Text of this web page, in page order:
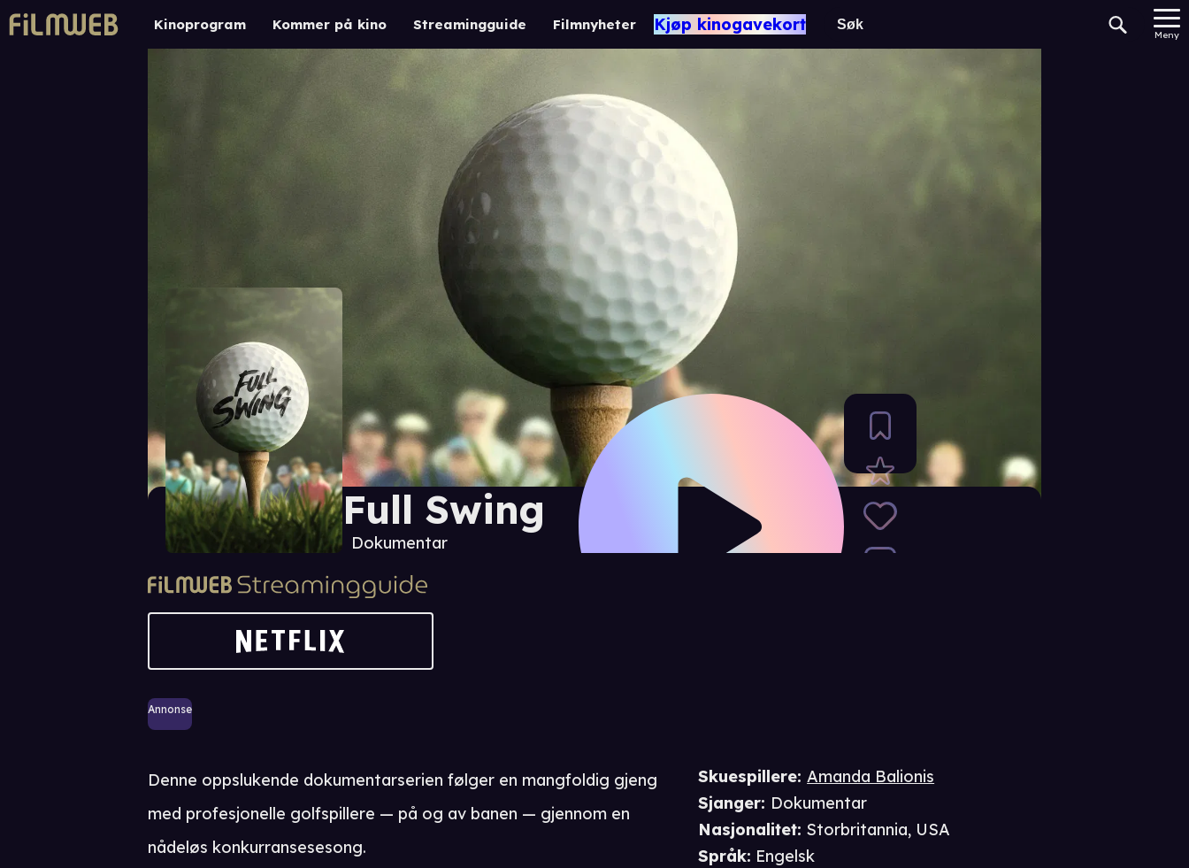
Kinoprogram Kommer på kino Streamingguide Filmnyheter Kjøp kinogavekort
Meny
Full Swing
Dokumentar
Annonse
Skuespillere:Amanda Balionis
Sjanger: Dokumentar
Nasjonalitet: Storbritannia, USA
Språk: Engelsk
Denne oppslukende dokumentarserien følger en mangfoldig gjeng
med profesjonelle golfspillere — på og av banen — gjennom en
nådeløs konkurransesesong.